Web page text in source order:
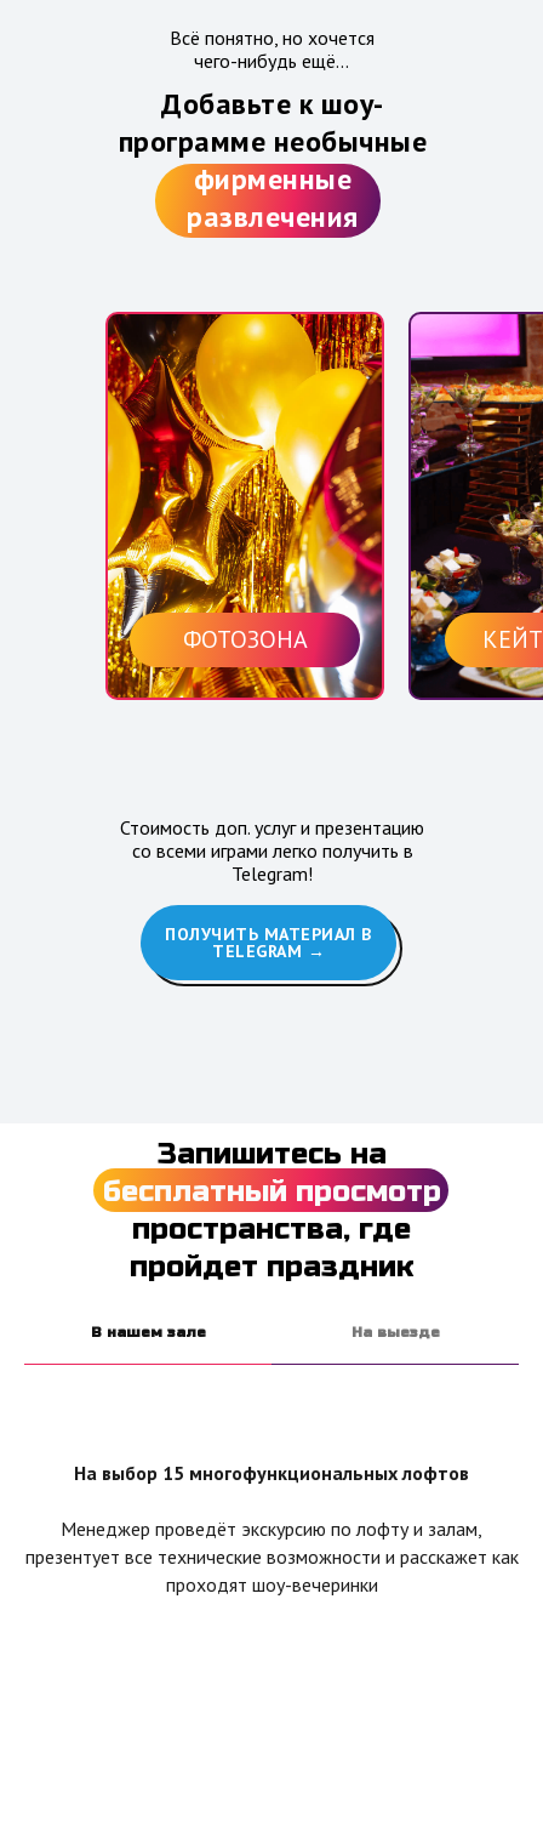
Добавьте к шоу-
программе необычные
фирменные
развлечения
Всё понятно, но хочется
чего-нибудь ещё...
ФОТОЗОНА
Стоимость доп. услуг и презентацию
со всеми играми легко получить в
Telegram!
ПОЛУЧИТЬ МАТЕРИАЛ В
TELEGRAM →
Запишитесь на
бесплатный просмотр
пространства, где
пройдет праздник
В нашем зале На выезде
На выбор 15 многофункциональных лофтов
Менеджер проведёт экскурсию по лофту и залам,
презентует все технические возможности и расскажет как
проходят шоу-вечеринки
За 2025 год провели более
3000 вечеринок Биг Пати Шоу